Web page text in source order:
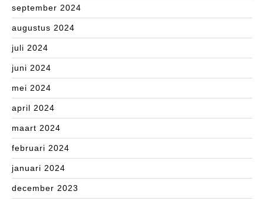
september 2024
augustus 2024
juli 2024
juni 2024
mei 2024
april 2024
maart 2024
februari 2024
januari 2024
december 2023